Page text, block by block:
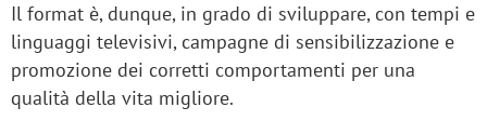
Il format è, dunque, in grado di sviluppare, con tempi e
linguaggi televisivi, campagne di sensibilizzazione e
promozione dei corretti comportamenti per una
qualità della vita migliore.